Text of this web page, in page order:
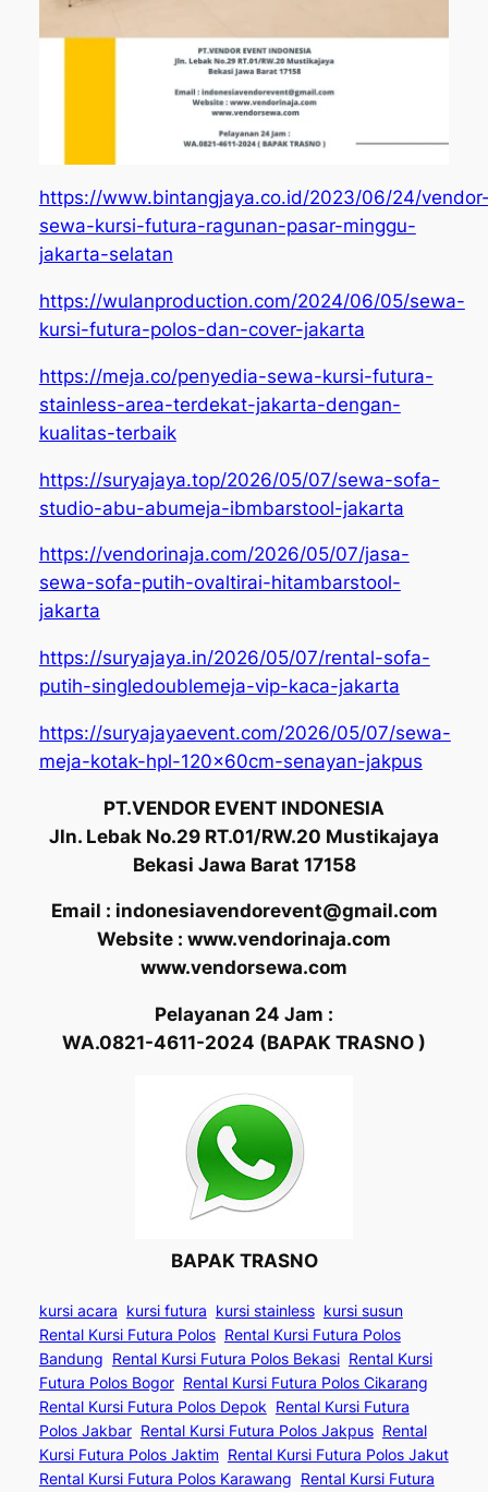
https://www.bintangjaya.co.id/2023/06/24/
sewa-kursi-futura-ragunan-pasar-minggu-
jakarta-selatan
https://wulanproduction.com/2024/06/05/sewa-
kursi-futura-polos-dan-cover-jakarta
https://meja.co/penyedia-sewa-kursi-futura-
stainless-area-terdekat-jakarta-dengan-
kualitas-terbaik
https://suryajaya.top/2026/05/07/sewa-sofa-
studio-abu-abumeja-ibmbarstool-jakarta
https://vendorinaja.com/2026/05/07/jasa-
sewa-sofa-putih-ovaltirai-hitambarstool-
jakarta
https://suryajaya.in/2026/05/07/rental-sofa-
putih-singledoublemeja-vip-kaca-jakarta
https://suryajayaevent.com/2026/05/07/sewa-
meja-kotak-hpl-120x60cm-senayan-jakpus
PT.VENDOR EVENT INDONESIA
Jln. Lebak No.29 RT.01/RW.20 Mustikajaya
Bekasi Jawa Barat 17158
Email : indonesiavendorevent@gmail.com
Website : www.vendorinaja.com
www.vendorsewa.com
Pelayanan 24 Jam :
WA.0821-4611-2024 (BAPAK TRASNO )
BAPAK TRASNO
kursi acara kursi futura kursi stainless kursi susun
Rental Kursi Futura Polos Rental Kursi Futura Polos
Bandung Rental Kursi Futura Polos Bekasi Rental Kursi
Futura Polos Bogor Rental Kursi Futura Polos Cikarang
Rental Kursi Futura Polos Depok Rental Kursi Futura
Polos Jakbar Rental Kursi Futura Polos Jakpus Rental
Kursi Futura Polos Jaktim Rental Kursi Futura Polos Jakut
Rental Kursi Futura Polos Karawang Rental Kursi Futura